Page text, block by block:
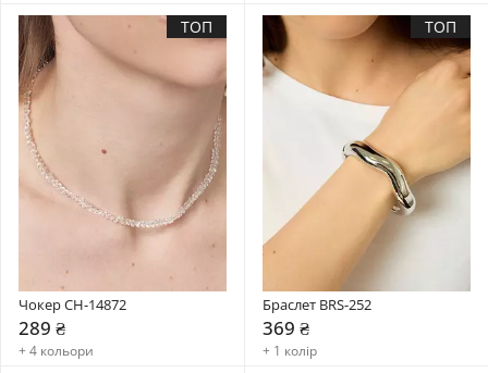
ТОП
Чокер CH-14872
289 ₴
+ 4 кольори
ТОП
Браслет BRS-252
369 ₴
+ 1 колір